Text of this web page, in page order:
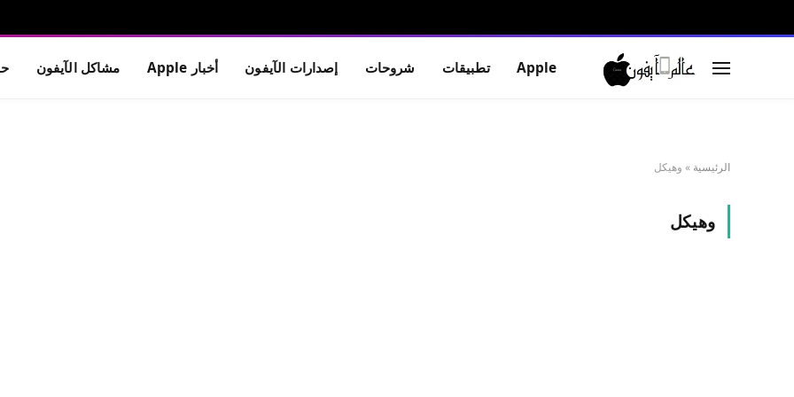
Apple تطبيقات شروحات إصدارات الآيفون أخبار Apple مشاكل الآيفون
الرئيسية » وهيكل
وهيكل